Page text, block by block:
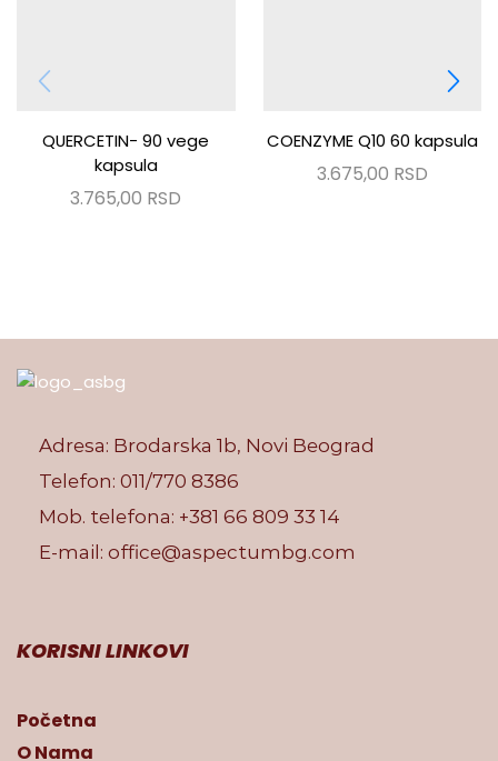
QUERCETIN- 90 vege
kapsula
3.765,00 RSD
COENZYME Q10 60 kapsula
3.675,00 RSD
Adresa: Brodarska 1b, Novi Beograd
Telefon: 011/770 8386
Mob. telefona: +381 66 809 33 14
E-mail: office@aspectumbg.com
KORISNI LINKOVI
Početna
O Nama